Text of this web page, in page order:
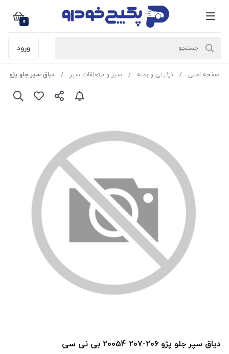
0
ورود
صفحه اصلی تزئینی و بدنه سپر و متعلقات سپر دیاق سپر جلو پژو 206-207 20054 بی نی سی
دیاق سپر جلو پژو 206-207 20054 بی نی سی